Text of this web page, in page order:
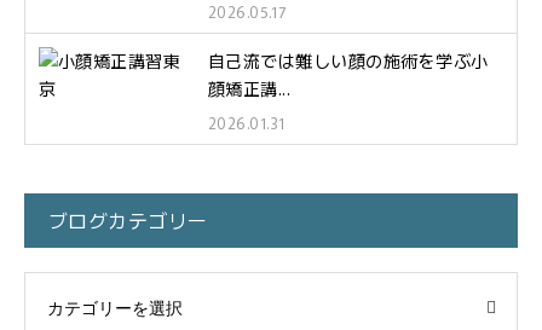
2026.05.17
自己流では難しい顔の施術を学ぶ小
顔矯正講...
2026.01.31
ブログカテゴリー